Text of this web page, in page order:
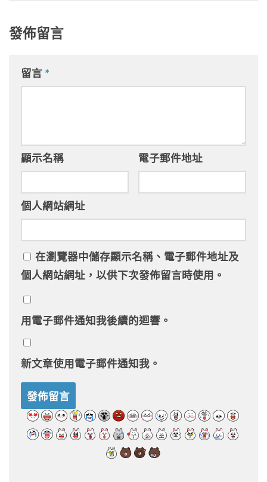
發佈留言
留言 *
顯示名稱 電子郵件地址
個人網站網址
在瀏覽器中儲存顯示名稱、電子郵件地址及
個人網站網址，以供下次發佈留言時使用。
用電子郵件通知我後續的迴響。
新文章使用電子郵件通知我。